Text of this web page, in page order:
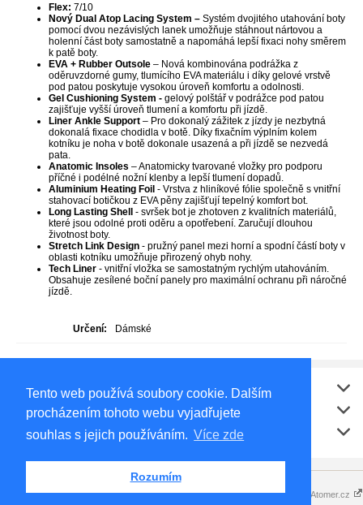
Tento web používá soubory cookie. Dalším
procházením tohoto webu vyjadřujete
souhlas s jejich používáním. Více zde
Rozumím
Flex: 7/10
Nový Dual Atop Lacing System – Systém dvojitého utahování boty
pomocí dvou nezávislých lanek umožňuje stáhnout nártovou a
holenní část boty samostatně a napomáhá lepší fixaci nohy směrem
k patě boty.
EVA + Rubber Outsole – Nová kombinována podrážka z
oděruvzdorné gumy, tlumícího EVA materiálu i díky gelové vrstvě
pod patou poskytuje vysokou úroveň komfortu a odolnosti.
Gel Cushioning System - gelový polštář v podrážce pod patou
zajišťuje vyšší úroveň tlumení a komfortu při jízdě.
Liner Ankle Support – Pro dokonalý zážitek z jízdy je nezbytná
dokonalá fixace chodidla v botě. Díky fixačním výplním kolem
kotníku je noha v botě dokonale usazená a při jízdě se nezvedá
pata.
Anatomic Insoles – Anatomicky tvarované vložky pro podporu
příčné i podélné nožní klenby a lepší tlumení dopadů.
Aluminium Heating Foil - Vrstva z hliníkové fólie společně s vnitřní
stahovací botičkou z EVA pěny zajišťují tepelný komfort bot.
Long Lasting Shell - svršek bot je zhotoven z kvalitních materiálů,
které jsou odolné proti oděru a opotřebení. Zaručují dlouhou
životnost boty.
Stretch Link Design - pružný panel mezi horní a spodní částí boty v
oblasti kotníku umožňuje přirozený ohyb nohy.
Tech Liner - vnitřní vložka se samostatným rychlým utahováním.
Obsahuje zesílené boční panely pro maximální ochranu při náročné
jízdě.
Určení: Dámské
Vše o nákupu
Kontakt
Doporučujeme
Copyright 2015 - 2026 © e-
Vytváříme eshopy - Atomer.cz